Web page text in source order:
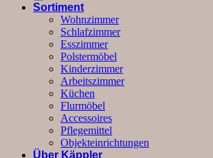
Sortiment
Wohnzimmer
Schlafzimmer
Esszimmer
Polstermöbel
Kinderzimmer
Arbeitszimmer
Küchen
Flurmöbel
Accessoires
Pflegemittel
Objekteinrichtungen
Über Käppler